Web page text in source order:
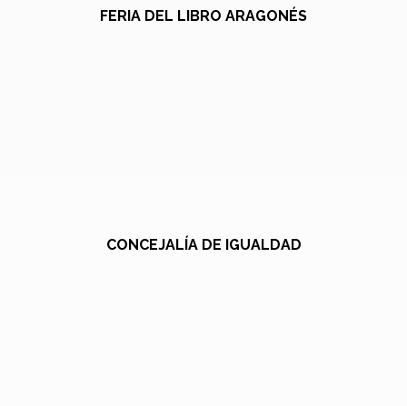
FERIA DEL LIBRO ARAGONÉS
CONCEJALÍA DE IGUALDAD